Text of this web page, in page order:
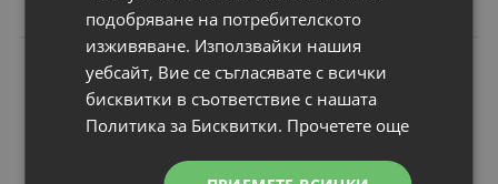
Подобни продукти
N
Батерия за лаптоп
Sony Vaio PCG-GR2
Series
подобряване на потребителското
изживяване. Използвайки нашия
уебсайт, Вие се съгласявате с всички
бисквитки в съответствие с нашата
Политика за Бисквитки. Прочетете още